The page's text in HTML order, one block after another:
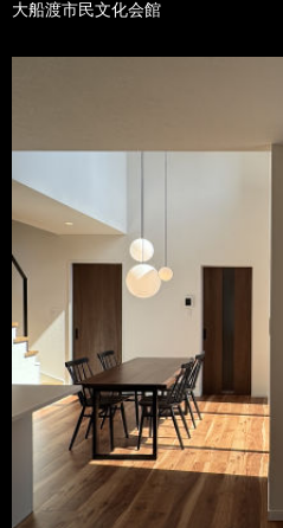
大船渡市民文化会館